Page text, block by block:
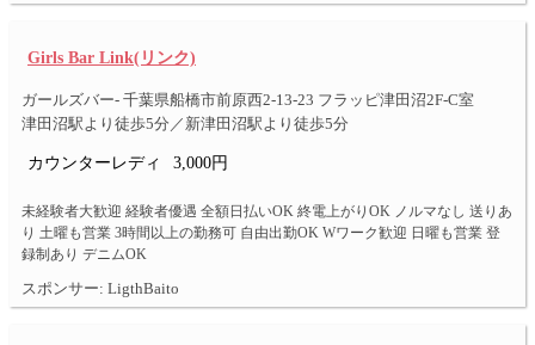
Girls Bar Link(リンク)
ガールズバー- 千葉県船橋市前原西2-13-23 フラッピ津田沼2F-C室
津田沼駅より徒歩5分／新津田沼駅より徒歩5分
カウンターレディ 3,000円
未経験者大歓迎 経験者優遇 全額日払いOK 終電上がりOK ノルマなし 送りあ
り 土曜も営業 3時間以上の勤務可 自由出勤OK Wワーク歓迎 日曜も営業 登
録制あり デニムOK
スポンサー: LigthBaito